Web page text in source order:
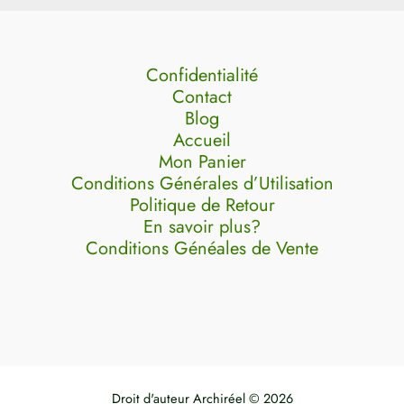
Confidentialité
Contact
Blog
Accueil
Mon Panier
Conditions Générales d’Utilisation
Politique de Retour
En savoir plus?
Conditions Généales de Vente
Droit d'auteur Archiréel © 2026